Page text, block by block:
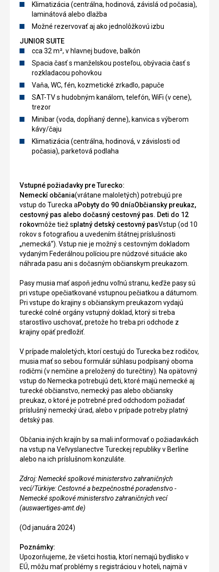
Klimatizácia (centrálna, hodinová, závislá od počasia),
laminátová alebo dlažba
Možné rezervovať aj ako jednolôžkovú izbu
JUNIOR SUITE
cca 32 m², v hlavnej budove, balkón
Spacia časť s manželskou posteľou, obývacia časť s
rozkladacou pohovkou
Vaňa, WC, fén, kozmetické zrkadlo, papuče
SAT-TV s hudobným kanálom, telefón, WiFi (v cene),
trezor
Minibar (voda, dopĺňaný denne), kanvica s výberom
kávy/čaju
Klimatizácia (centrálna, hodinová, v závislosti od
počasia), parketová podlaha
Vstupné požiadavky pre Turecko:
Nemeckí občania(vrátane maloletých) potrebujú pre
vstup do Turecka aPobyty do 90 dníaObčiansky preukaz,
cestovný pas alebo dočasný cestovný pas. Deti do 12
rokovmôže tiež splatný detský cestovný pasVstup (od 10
rokov s fotografiou a uvedením štátnej príslušnosti
„nemecká“). Vstup nie je možný s cestovným dokladom
vydaným Federálnou políciou pre núdzové situácie ako
náhrada pasu ani s dočasným občianskym preukazom.
Pasy musia mať aspoň jednu voľnú stranu, keďže pasy sú
pri vstupe opečiatkované vstupnou pečiatkou a dátumom.
Pri vstupe do krajiny s občianskym preukazom vydajú
turecké colné orgány vstupný doklad, ktorý si treba
starostlivo uschovať, pretože ho treba pri odchode z
krajiny opäť predložiť.
V prípade maloletých, ktorí cestujú do Turecka bez rodičov,
musia mať so sebou formulár súhlasu podpísaný oboma
rodičmi (v nemčine a preložený do turečtiny). Na opätovný
vstup do Nemecka potrebujú deti, ktoré majú nemecké aj
turecké občianstvo, nemecký pas alebo občiansky
preukaz, o ktoré je potrebné pred odchodom požiadať
príslušný nemecký úrad, alebo v prípade potreby platný
detský pas.
Občania iných krajín by sa mali informovať o požiadavkách
na vstup na Veľvyslanectve Tureckej republiky v Berlíne
alebo na ich príslušnom konzuláte.
Zdroj: Nemecké spolkové ministerstvo zahraničných
vecí/Türkiye: Cestovné a bezpečnostné poradenstvo -
Nemecké spolkové ministerstvo zahraničných vecí
(auswaertiges-amt.de)
(Od januára 2024)
Poznámky:
Upozorňujeme, že všetci hostia, ktorí nemajú bydlisko v
EÚ, môžu mať problémy s registráciou v hoteli, najmä v